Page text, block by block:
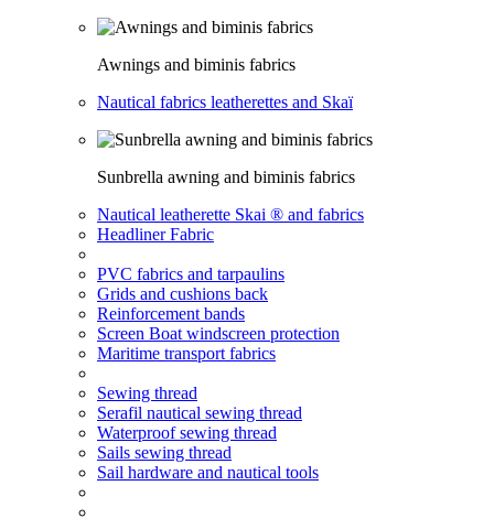
Awnings and biminis fabrics
Nautical fabrics leatherettes and Skaï
Sunbrella awning and biminis fabrics
Nautical leatherette Skai ® and fabrics
Headliner Fabric
PVC fabrics and tarpaulins
Grids and cushions back
Reinforcement bands
Screen Boat windscreen protection
Maritime transport fabrics
Sewing thread
Serafil nautical sewing thread
Waterproof sewing thread
Sails sewing thread
Sail hardware and nautical tools